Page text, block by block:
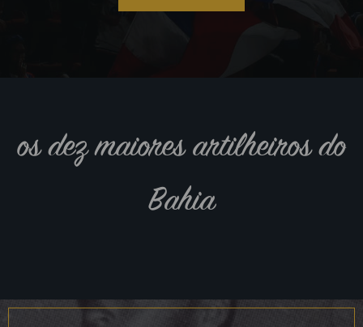
os dez maiores artilheiros do
Bahia